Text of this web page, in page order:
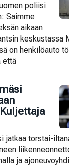
poliisi
Saimme
aikaan
keskustassa
on henkilöauto
että
jatkaa torstai-
ja